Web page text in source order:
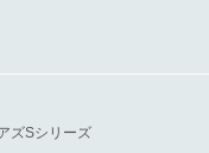
ズSシリーズ